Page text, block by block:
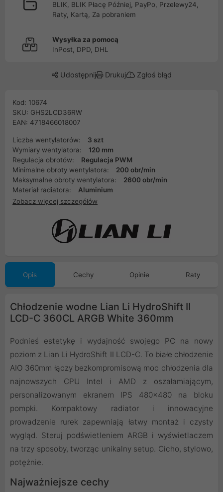
BLIK, BLIK Płacę Później, PayPo, Przelewy24,
Raty, Kartą, Za pobraniem
Wysyłka za pomocą
InPost, DPD, DHL
Udostępnij Drukuj Zgłoś błąd
Kod: 10674
SKU: GHS2LCD36RW
EAN: 4718466018007
Liczba wentylatorów:
3 szt
Wymiary wentylatora:
120 mm
Regulacja obrotów:
Regulacja PWM
Minimalne obroty wentylatora:
200 obr/min
Maksymalne obroty wentylatora:
2600 obr/min
Materiał radiatora:
Aluminium
Zobacz więcej szczegółów
Opis Cechy Opinie Raty
Chłodzenie wodne Lian Li HydroShift II
LCD-C 360CL ARGB White 360mm
Podnieś estetykę i wydajność swojego PC na nowy
poziom z Lian Li HydroShift II LCD-C. To białe chłodzenie
AIO 360mm łączy bezkompromisową moc chłodzenia dla
najnowszych CPU Intel i AMD z oszałamiającym,
personalizowanym ekranem IPS 480x480 na bloku
pompki. Kompaktowy radiator i innowacyjne
prowadzenie rurek zapewniają łatwy montaż i czysty
wygląd. Steruj podświetleniem ARGB i wyświetlaczem
na trzy sposoby, tworząc unikalny setup. Cicho, stylowo,
potężnie.
Najważniejsze cechy